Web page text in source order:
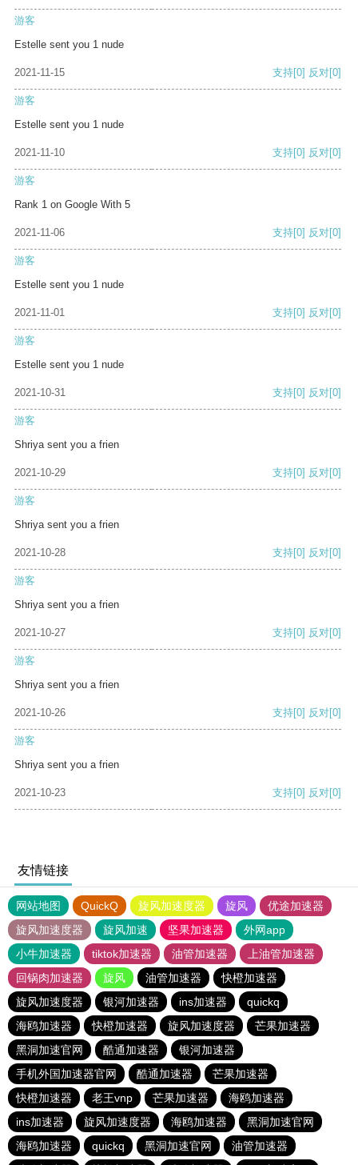
游客
Estelle sent you 1 nude
2021-11-15 支持[0] 反对[0]
游客
Estelle sent you 1 nude
2021-11-10 支持[0] 反对[0]
游客
Rank 1 on Google With 5
2021-11-06 支持[0] 反对[0]
游客
Estelle sent you 1 nude
2021-11-01 支持[0] 反对[0]
游客
Estelle sent you 1 nude
2021-10-31 支持[0] 反对[0]
游客
Shriya sent you a frien
2021-10-29 支持[0] 反对[0]
游客
Shriya sent you a frien
2021-10-28 支持[0] 反对[0]
游客
Shriya sent you a frien
2021-10-27 支持[0] 反对[0]
游客
Shriya sent you a frien
2021-10-26 支持[0] 反对[0]
游客
Shriya sent you a frien
2021-10-23 支持[0] 反对[0]
友情链接
网站地图 QuickQ 旋风加速度器 旋风
优途加速器
旋风加速度器
旋风加速 坚果加速器
外网app
小牛加速器
tiktok加速器 油管加速器
上油管加速器
回锅肉加速器
旋风 油管加速器
快橙加速器
旋风加速度器
银河加速器 ins加速器
quickq
海鸥加速器
快橙加速器 旋风加速度器
芒果加速器
黑洞加速官网
酷通加速器
银河加速器
手机外国加速器官网
酷通加速器
芒果加速器
快橙加速器
老王vnp 芒果加速器
海鸥加速器
ins加速器
旋风加速度器 海鸥加速器
黑洞加速官网
海鸥加速器
quickq 黑洞加速官网
油管加速器